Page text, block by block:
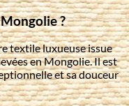
?
textile luxueuse issue
en Mongolie. Il est
et sa douceur